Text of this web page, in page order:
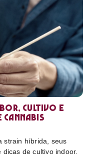
cultivo e
strain híbrida, seus
de cultivo indoor.